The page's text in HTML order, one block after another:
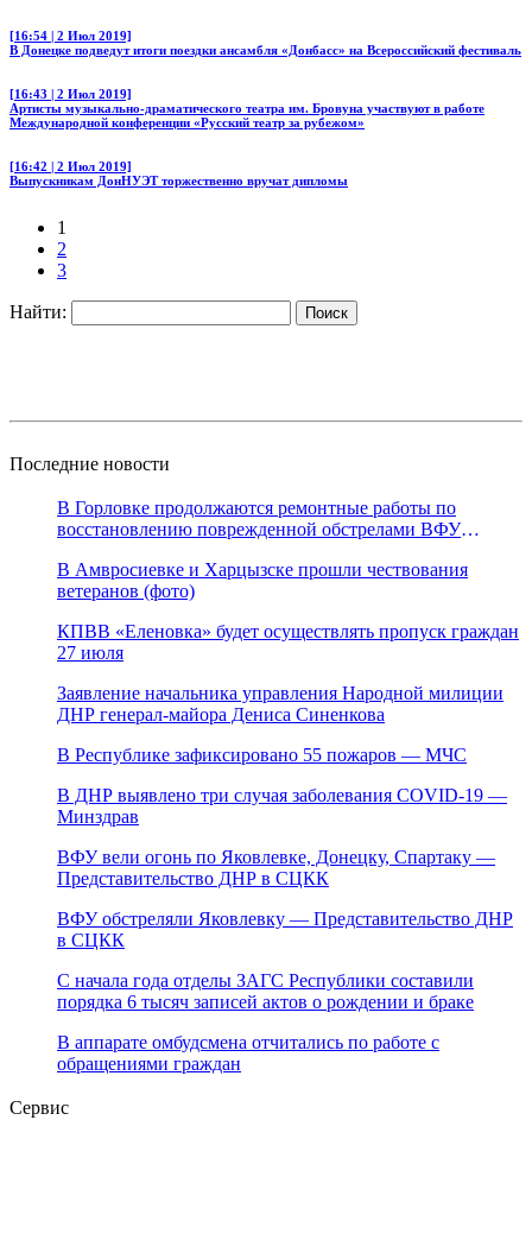
[16:54 | 2 Июл 2019]
В Донецке подведут итоги поездки ансамбля «Донбасс» на Всероссийский фестиваль
[16:43 | 2 Июл 2019]
Артисты музыкально-драматического театра им. Бровуна участвуют в работе
Международной конференции «Русский театр за рубежом»
[16:42 | 2 Июл 2019]
Выпускникам ДонНУЭТ торжественно вручат дипломы
1
2
3
Найти:
Последние новости
В Горловке продолжаются ремонтные работы по
восстановлению поврежденной обстрелами ВФУ
В Амвросиевке и Харцызске прошли чествования
ветеранов (фото)
КПВВ «Еленовка» будет осуществлять пропуск граждан
27 июля
Заявление начальника управления Народной милиции
ДНР генерал-майора Дениса Синенкова
В Республике зафиксировано 55 пожаров — МЧС
В ДНР выявлено три случая заболевания COVID-19 —
Минздрав
ВФУ вели огонь по Яковлевке, Донецку, Спартаку —
Представительство ДНР в СЦКК
ВФУ обстреляли Яковлевку — Представительство ДНР
в СЦКК
С начала года отделы ЗАГС Республики составили
порядка 6 тысяч записей актов о рождении и браке
В аппарате омбудсмена отчитались по работе с
обращениями граждан
Сервис